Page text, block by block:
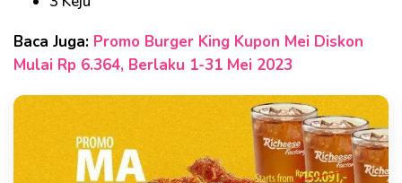
Baca Juga: Promo Burger King Kupon Mei Diskon
Mulai Rp 6.364, Berlaku 1-31 Mei 2023